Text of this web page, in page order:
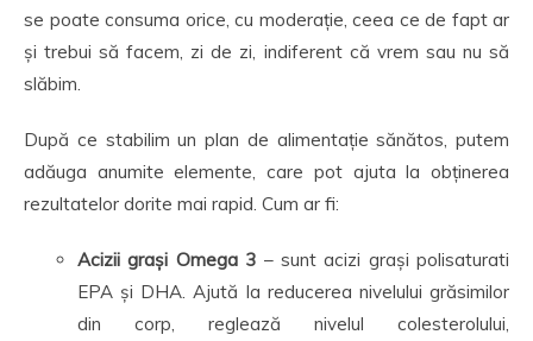
se poate consuma orice, cu moderație, ceea ce de fapt ar
și trebui să facem, zi de zi, indiferent că vrem sau nu să
slăbim.
După ce stabilim un plan de alimentație sănătos, putem
adăuga anumite elemente, care pot ajuta la obținerea
rezultatelor dorite mai rapid. Cum ar fi:
Acizii grași Omega 3 – sunt acizi grași polisaturati
EPA și DHA. Ajută la reducerea nivelului grăsimilor
din corp, reglează nivelul colesterolului,